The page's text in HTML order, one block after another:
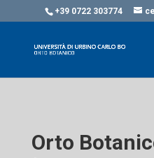
+39 0722 303774
Orto